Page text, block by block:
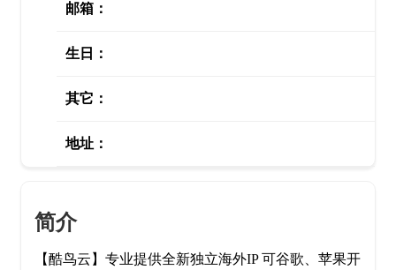
邮箱：
生日：
其它：
地址：
简介
【酷鸟云】专业提供全新独立海外IP 可谷歌、苹果开